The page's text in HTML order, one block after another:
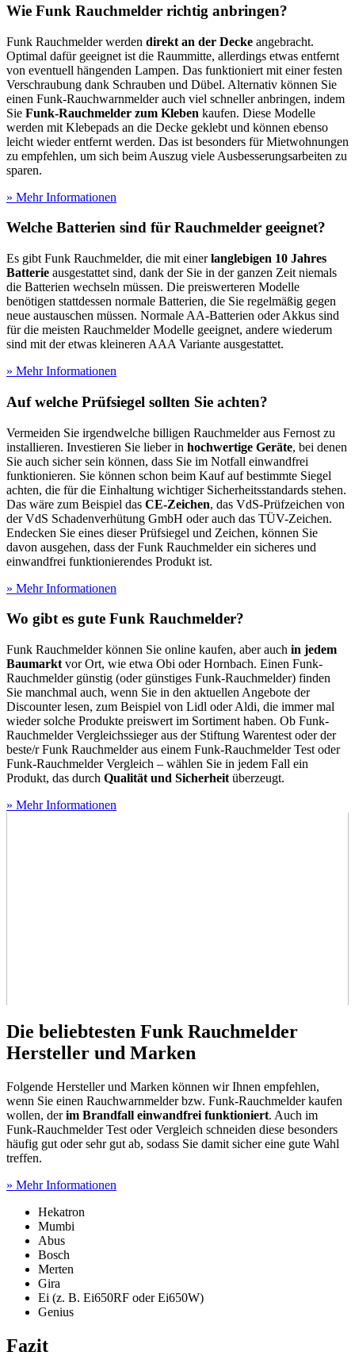
Wie Funk Rauchmelder richtig anbringen?
Funk Rauchmelder werden direkt an der Decke angebracht.
Optimal dafür geeignet ist die Raummitte, allerdings etwas entfernt
von eventuell hängenden Lampen. Das funktioniert mit einer festen
Verschraubung dank Schrauben und Dübel. Alternativ können Sie
einen Funk-Rauchwarnmelder auch viel schneller anbringen, indem
Sie Funk-Rauchmelder zum Kleben kaufen. Diese Modelle
werden mit Klebepads an die Decke geklebt und können ebenso
leicht wieder entfernt werden. Das ist besonders für Mietwohnungen
zu empfehlen, um sich beim Auszug viele Ausbesserungsarbeiten zu
sparen.
» Mehr Informationen
Welche Batterien sind für Rauchmelder geeignet?
Es gibt Funk Rauchmelder, die mit einerlanglebigen 10 Jahres
Batterie ausgestattet sind, dank der Sie in der ganzen Zeit niemals
die Batterien wechseln müssen. Die preiswerteren Modelle
benötigen stattdessen normale Batterien, die Sie regelmäßig gegen
neue austauschen müssen. Normale AA-Batterien oder Akkus sind
für die meisten Rauchmelder Modelle geeignet, andere wiederum
sind mit der etwas kleineren AAA Variante ausgestattet.
» Mehr Informationen
Auf welche Prüfsiegel sollten Sie achten?
Vermeiden Sie irgendwelche billigen Rauchmelder aus Fernost zu
installieren. Investieren Sie lieber in hochwertige Geräte, bei denen
Sie auch sicher sein können, dass Sie im Notfall einwandfrei
funktionieren. Sie können schon beim Kauf auf bestimmte Siegel
achten, die für die Einhaltung wichtiger Sicherheitsstandards stehen.
Das wäre zum Beispiel das CE-Zeichen, das VdS-Prüfzeichen von
der VdS Schadenverhütung GmbH oder auch das TÜV-Zeichen.
Endecken Sie eines dieser Prüfsiegel und Zeichen, können Sie
davon ausgehen, dass der Funk Rauchmelder ein sicheres und
einwandfrei funktionierendes Produkt ist.
» Mehr Informationen
Wo gibt es gute Funk Rauchmelder?
Funk Rauchmelder können Sie online kaufen, aber auch in jedem
Baumarkt vor Ort, wie etwa Obi oder Hornbach. Einen Funk-
Rauchmelder günstig (oder günstiges Funk-Rauchmelder) finden
Sie manchmal auch, wenn Sie in den aktuellen Angebote der
Discounter lesen, zum Beispiel von Lidl oder Aldi, die immer mal
wieder solche Produkte preiswert im Sortiment haben. Ob Funk-
Rauchmelder Vergleichssieger aus der Stiftung Warentest oder der
beste/r Funk Rauchmelder aus einem Funk-Rauchmelder Test oder
Funk-Rauchmelder Vergleich – wählen Sie in jedem Fall ein
Produkt, das durch Qualität und Sicherheit überzeugt.
» Mehr Informationen
Die beliebtesten Funk Rauchmelder
Hersteller und Marken
Folgende Hersteller und Marken können wir Ihnen empfehlen,
wenn Sie einen Rauchwarnmelder bzw. Funk-Rauchmelder kaufen
wollen, derim Brandfall einwandfrei funktioniert. Auch im
Funk-Rauchmelder Test oder Vergleich schneiden diese besonders
häufig gut oder sehr gut ab, sodass Sie damit sicher eine gute Wahl
treffen.
» Mehr Informationen
Hekatron
Mumbi
Abus
Bosch
Merten
Gira
Ei (z. B. Ei650RF oder Ei650W)
Genius
Fazit